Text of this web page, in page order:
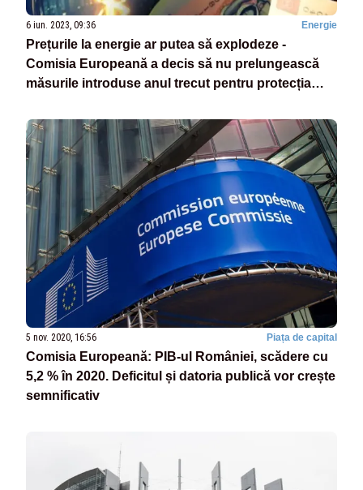
6 iun. 2023, 09:36 Energie
Prețurile la energie ar putea să explodeze -
Comisia Europeană a decis să nu prelungească
măsurile introduse anul trecut pentru protecția
5 nov. 2020, 16:56 Piața de capital
Comisia Europeană: PIB-ul României, scădere cu
5,2 % în 2020. Deficitul și datoria publică vor crește
semnificativ